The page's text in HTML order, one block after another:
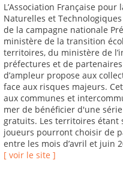
L’Association Française
Naturelles et
de la campagne nationale
ministère de la transition
territoires, du ministère de
préfectures et de
d’ampleur propose aux
face aux risques majeurs.
aux communes et
mer de bénéficier d'une
gratuits. Les territoires étant
joueurs pourront choisir de
entre les mois d’avril et juin
[ voir le site ]